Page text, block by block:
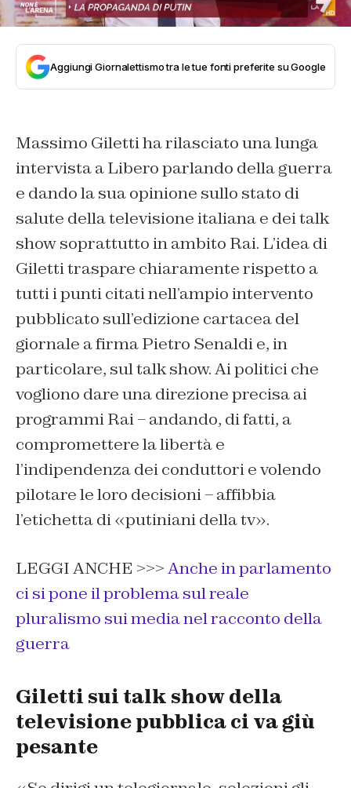
Aggiungi Giornalettismo tra le tue fonti preferite su Google
Massimo Giletti ha rilasciato una lunga
intervista a Libero parlando della guerra
e dando la sua opinione sullo stato di
salute della televisione italiana e dei talk
show soprattutto in ambito Rai. L’idea di
Giletti traspare chiaramente rispetto a
tutti i punti citati nell’ampio intervento
pubblicato sull’edizione cartacea del
giornale a firma Pietro Senaldi e, in
particolare, sul talk show. Ai politici che
vogliono dare una direzione precisa ai
programmi Rai – andando, di fatti, a
compromettere la libertà e
l’indipendenza dei conduttori e volendo
pilotare le loro decisioni – affibbia
l’etichetta di «putiniani della tv».
LEGGI ANCHE >>>Anche in parlamento
ci si pone il problema sul reale
pluralismo sui media nel racconto della
guerra
Giletti sui talk show della
televisione pubblica ci va giù
pesante